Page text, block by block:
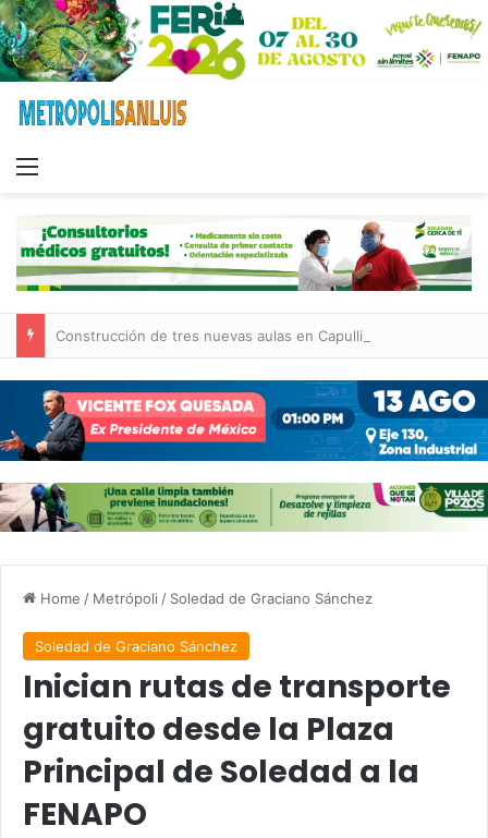
Home / Metrópoli / Soledad de Graciano Sánchez
Soledad de Graciano Sánchez
Inician rutas de transporte
gratuito desde la Plaza
Principal de Soledad a la
FENAPO